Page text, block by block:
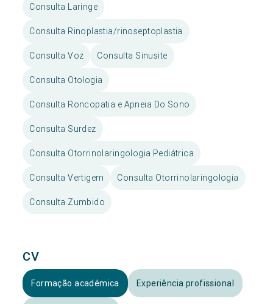
Consulta Laringe
Consulta Rinoplastia/rinoseptoplastia
Consulta Voz Consulta Sinusite
Consulta Otologia
Consulta Roncopatia e Apneia Do Sono
Consulta Surdez
Consulta Otorrinolaringologia Pediátrica
Consulta Vertigem Consulta Otorrinolaringologia
Consulta Zumbido
CV
Formação académica Experiência profissional